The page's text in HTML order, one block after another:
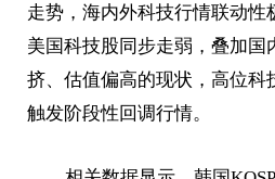
走势，海内外科技行情联动性
美国科技股同步走弱，叠加国
挤、估值偏高的现状，高位科
触发阶段性回调行情。